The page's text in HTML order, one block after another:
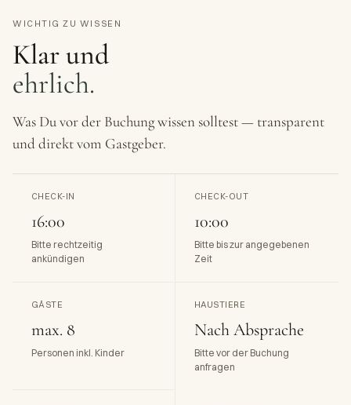
WICHTIG ZU WISSEN
Klar und
ehrlich.
Was Du vor der Buchung wissen solltest — transparent
und direkt vom Gastgeber.
CHECK-IN
16:00
Bitte rechtzeitig
ankündigen
CHECK-OUT
10:00
Bitte bis zur angegebenen
Zeit
GÄSTE
max. 8
Personen inkl. Kinder
HAUSTIERE
Nach Absprache
Bitte vor der Buchung
anfragen